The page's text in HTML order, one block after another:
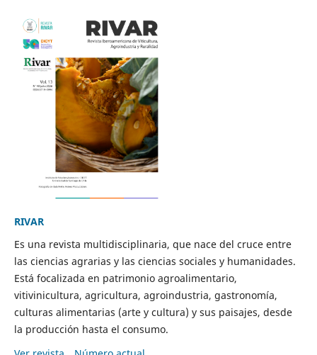
RIVAR
Es una revista multidisciplinaria, que nace del cruce entre
las ciencias agrarias y las ciencias sociales y humanidades.
Está focalizada en patrimonio agroalimentario,
vitivinicultura, agricultura, agroindustria, gastronomía,
culturas alimentarias (arte y cultura) y sus paisajes, desde
la producción hasta el consumo.